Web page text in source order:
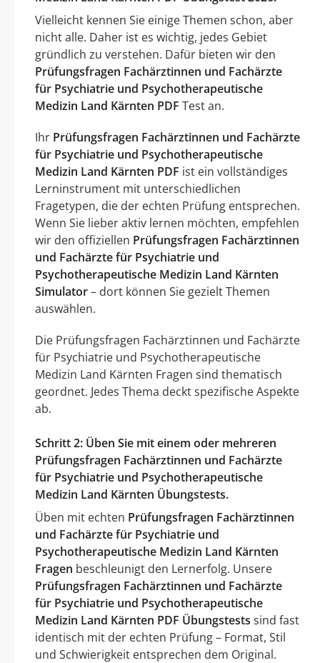
Vielleicht kennen Sie einige Themen schon, aber
nicht alle. Daher ist es wichtig, jedes Gebiet
gründlich zu verstehen. Dafür bieten wir den
Prüfungsfragen Fachärztinnen und Fachärzte
für Psychiatrie und Psychotherapeutische
Medizin Land Kärnten PDF Test an.
Ihr Prüfungsfragen Fachärztinnen und Fachärzte
für Psychiatrie und Psychotherapeutische
Medizin Land Kärnten PDF ist ein vollständiges
Lerninstrument mit unterschiedlichen
Fragetypen, die der echten Prüfung entsprechen.
Wenn Sie lieber aktiv lernen möchten, empfehlen
wir den offiziellen Prüfungsfragen Fachärztinnen
und Fachärzte für Psychiatrie und
Psychotherapeutische Medizin Land Kärnten
Simulator– dort können Sie gezielt Themen
auswählen.
Die Prüfungsfragen Fachärztinnen und Fachärzte
für Psychiatrie und Psychotherapeutische
Medizin Land Kärnten Fragen sind thematisch
geordnet. Jedes Thema deckt spezifische Aspekte
ab.
Schritt 2: Üben Sie mit einem oder mehreren
Prüfungsfragen Fachärztinnen und Fachärzte
für Psychiatrie und Psychotherapeutische
Medizin Land Kärnten Übungstests.
Üben mit echten Prüfungsfragen Fachärztinnen
und Fachärzte für Psychiatrie und
Psychotherapeutische Medizin Land Kärnten
Fragen beschleunigt den Lernerfolg. Unsere
Prüfungsfragen Fachärztinnen und Fachärzte
für Psychiatrie und Psychotherapeutische
Medizin Land Kärnten PDF Übungstests sind fast
identisch mit der echten Prüfung – Format, Stil
und Schwierigkeit entsprechen dem Original.